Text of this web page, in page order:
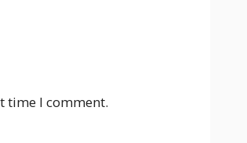
time I comment.